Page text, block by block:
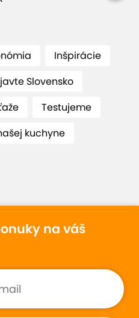
Inšpirácie
Slovensko
Testujeme
kuchyne
na váš